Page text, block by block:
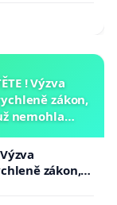
! Výzva
zákon,
nemohla
zákon,
opakovat!